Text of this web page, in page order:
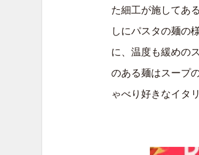
た細工が施してあ
しにパスタの麺の
に、温度も緩めの
のある麺はスープ
ゃべり好きなイタ